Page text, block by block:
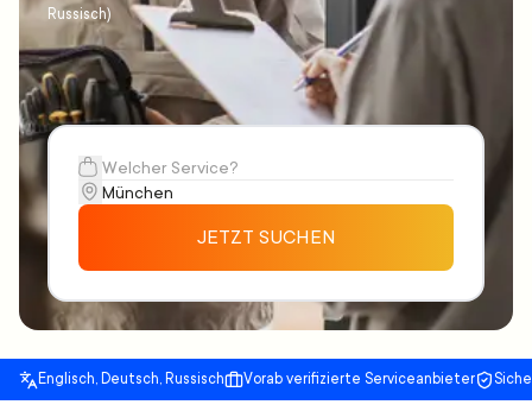
Russisch)
JETZT SUCHEN
Englisch, Deutsch, Russisch Vorab verifizierte Serviceanbieter